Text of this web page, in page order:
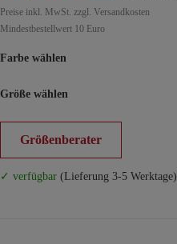
Preise inkl. MwSt. zzgl. Versandkosten
Mindestbestellwert 10 Euro
Farbe wählen
Größe wählen
Größenberater
✓ verfügbar (Lieferung 3-5 Werktage)